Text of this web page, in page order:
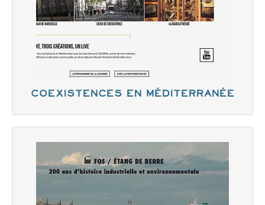
Coexistences en Méditerranée